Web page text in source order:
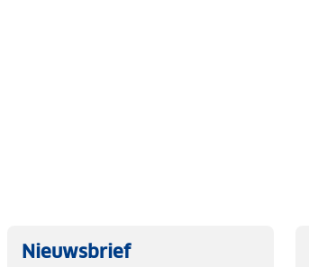
jezelf
Nieuwsbrief